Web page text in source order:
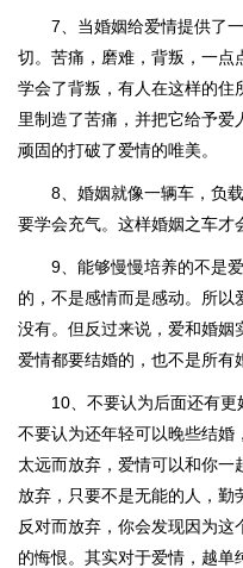
7、当婚姻给爱情提供了
切。苦痛，磨难，背叛，一点
学会了背叛，有人在这样的住
里制造了苦痛，并把它给予
顽固的打破了爱情的唯美。
8、婚姻就像一辆车，负
要学会充气。这样婚姻之车才
9、能够慢慢培养的不是
的，不是感情而是感动。所
没有。但反过来说，爱和婚姻
爱情都要结婚的，也不是所有
10、不要认为后面还有更
不要认为还年轻可以晚些结婚
太远而放弃，爱情可以和你
放弃，只要不是无能的人，勤
反对而放弃，你会发现因为
的悔恨。其实对于爱情，越